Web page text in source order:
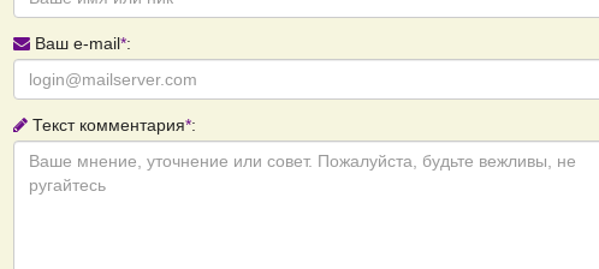
Ваш e-mail*:
Текст комментария*: